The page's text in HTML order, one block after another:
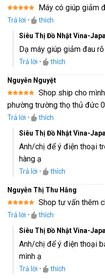
hạng55
Máy có giúp giảm
Trả lời •
thích
Siêu Thị Đồ Nhật Vina-
Dạ máy giúp giảm đau
Trả lời • thích
Nguyễn Nguyệt
hạng55
Shop ship cho
phường trường thọ thủ đức
Trả lời •
thích
Siêu Thị Đồ Nhật Vina-
Anh/chị để ý điện thoại
hàng ạ
Trả lời • thích
Nguyễn Thị Thu Hằng
hạng55
Shop tư vấn thêm
Trả lời •
thích
Siêu Thị Đồ Nhật Vina-
Anh/chị để ý điện thoại
mình ạ
Trả lời • thích